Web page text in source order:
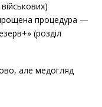
процедура —
(розділ
але медогляд